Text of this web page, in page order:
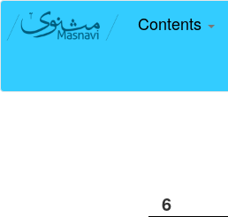
Contents
6